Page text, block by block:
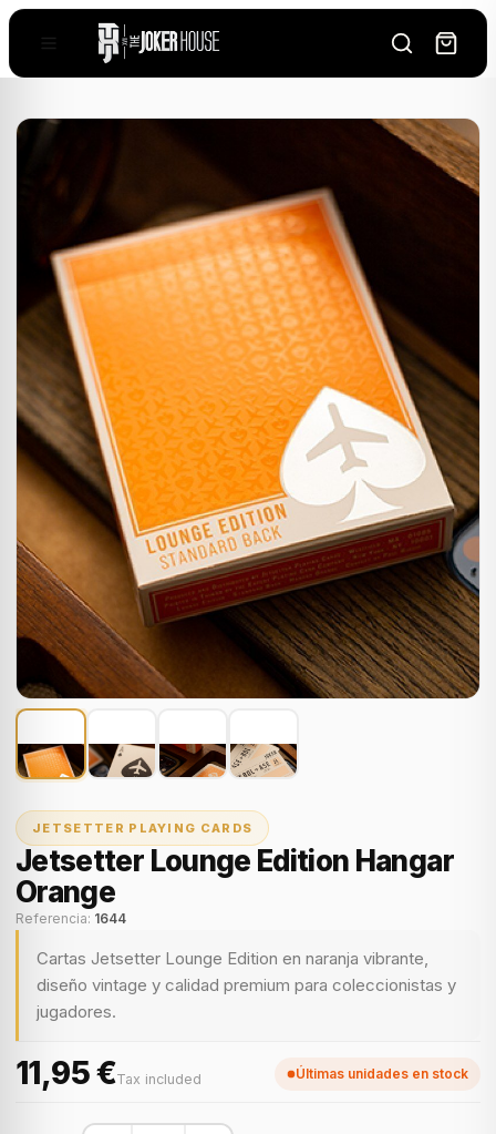
JETSETTER PLAYING CARDS
Jetsetter Lounge Edition Hangar
Orange
Referencia: 1644
Cartas Jetsetter Lounge Edition en naranja vibrante,
diseño vintage y calidad premium para coleccionistas y
jugadores.
11,95 €Tax included Últimas unidades en stock